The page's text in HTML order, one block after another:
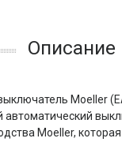
Описание
Moeller
автоматический
Moeller,